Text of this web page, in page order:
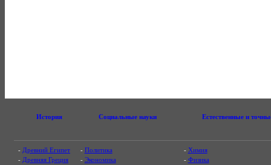
История Социальные науки Естественные и
- Древний Египет
- Древняя Греция
- Политика
- Экономика
- Химия
- Физика